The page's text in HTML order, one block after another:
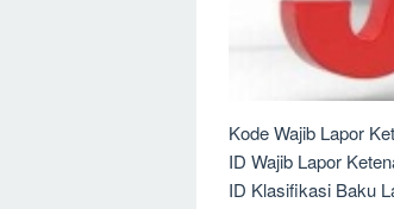
Kode Wajib Lapor
ID Wajib Lapor
ID Klasifikasi Baku